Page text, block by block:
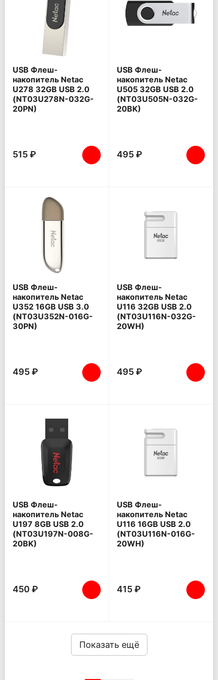
USB Флеш-
накопитель Netac
U278 32GB USB 2.0
(NT03U278N-032G-
20PN)
515 ₽
USB Флеш-
накопитель Netac
U505 32GB USB 2.0
(NT03U505N-032G-
20BK)
495 ₽
USB Флеш-
накопитель Netac
U352 16GB USB 3.0
(NT03U352N-016G-
30PN)
495 ₽
USB Флеш-
накопитель Netac
U116 32GB USB 2.0
(NT03U116N-032G-
20WH)
495 ₽
USB Флеш-
накопитель Netac
U197 8GB USB 2.0
(NT03U197N-008G-
20BK)
450 ₽
USB Флеш-
накопитель Netac
U116 16GB USB 2.0
(NT03U116N-016G-
20WH)
415 ₽
Показать ещё